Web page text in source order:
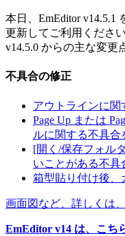
本日、EmEditor v14.5.1
更新してご利用ください
v14.5.0 からの主な変更
不具合の修正
アウトラインに関
Page Up または
ルに関する不具合
[開く/保存フォル
いことがある不具
箱型貼り付け後、
画面図など、詳しくは
EmEditor v14 は、こち